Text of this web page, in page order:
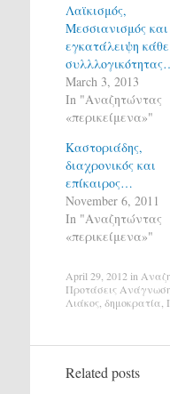
Λαϊκισμός,
Μεσσιανισμός και
εγκατάλειψη κάθε
March 3, 2013
In "Αναζητώντας
«περικείμενα»"
Καστοριάδης,
διαχρονικός και
επίκαιρος…
November 6, 2011
In "Αναζητώντας
«περικείμενα»"
April 29, 2012 in
Προτάσεις
Λιάκος, δημοκρατία
Related posts